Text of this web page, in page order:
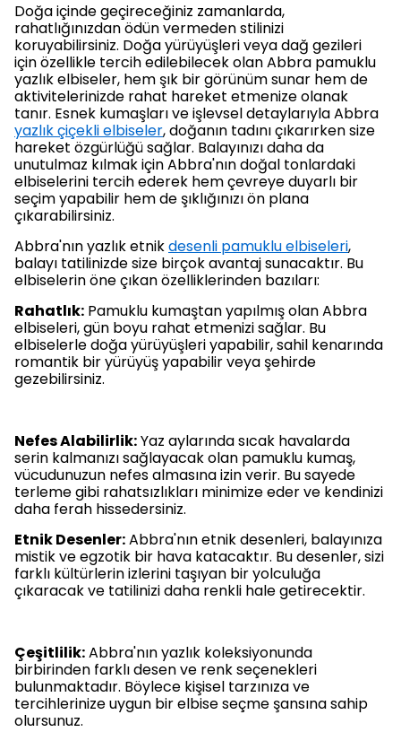
Doğa içinde geçireceğiniz zamanlarda,
rahatlığınızdan ödün vermeden stilinizi
koruyabilirsiniz. Doğa yürüyüşleri veya dağ gezileri
için özellikle tercih edilebilecek olan Abbra pamuklu
yazlık elbiseler, hem şık bir görünüm sunar hem de
aktivitelerinizde rahat hareket etmenize olanak
tanır. Esnek kumaşları ve işlevsel detaylarıyla Abbra
yazlık çiçekli elbiseler, doğanın tadını çıkarırken size
hareket özgürlüğü sağlar. Balayınızı daha da
unutulmaz kılmak için Abbra'nın doğal tonlardaki
elbiselerini tercih ederek hem çevreye duyarlı bir
seçim yapabilir hem de şıklığınızı ön plana
çıkarabilirsiniz.
Abbra'nın yazlık etnikdesenli pamuklu elbiseleri,
balayı tatilinizde size birçok avantaj sunacaktır. Bu
elbiselerin öne çıkan özelliklerinden bazıları:
Rahatlık: Pamuklu kumaştan yapılmış olan Abbra
elbiseleri, gün boyu rahat etmenizi sağlar. Bu
elbiselerle doğa yürüyüşleri yapabilir, sahil kenarında
romantik bir yürüyüş yapabilir veya şehirde
gezebilirsiniz.
Nefes Alabilirlik:Yaz aylarında sıcak havalarda
serin kalmanızı sağlayacak olan pamuklu kumaş,
vücudunuzun nefes almasına izin verir. Bu sayede
terleme gibi rahatsızlıkları minimize eder ve kendinizi
daha ferah hissedersiniz.
Etnik Desenler:Abbra'nın etnik desenleri, balayınıza
mistik ve egzotik bir hava katacaktır. Bu desenler, sizi
farklı kültürlerin izlerini taşıyan bir yolculuğa
çıkaracak ve tatilinizi daha renkli hale getirecektir.
Çeşitlilik:Abbra'nın yazlık koleksiyonunda
birbirinden farklı desen ve renk seçenekleri
bulunmaktadır. Böylece kişisel tarzınıza ve
tercihlerinize uygun bir elbise seçme şansına sahip
olursunuz.